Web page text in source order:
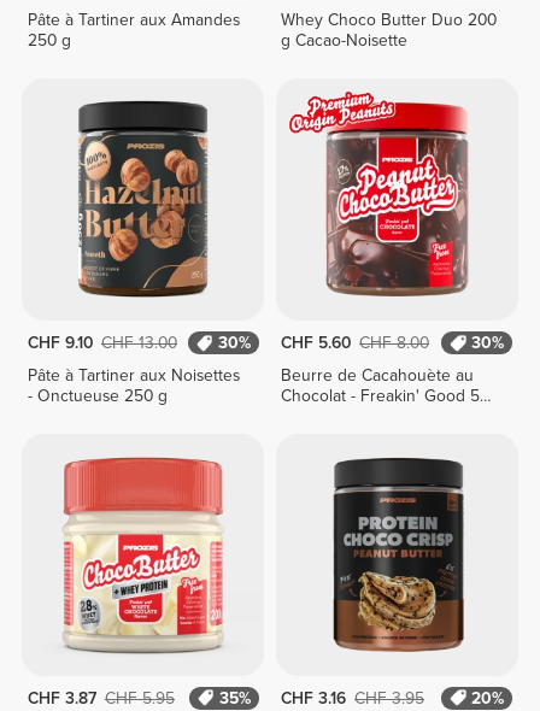
Pâte à Tartiner aux Amandes
250 g
Whey Choco Butter Duo 200
g Cacao-Noisette
CHF 9.10 CHF 13.00
30%
Pâte à Tartiner aux Noisettes
- Onctueuse 250 g
CHF 5.60 CHF 8.00
30%
Beurre de Cacahouète au
Chocolat - Freakin' Good 500
CHF 3.87 CHF 5.95
35%
CHF 3.16 CHF 3.95
20%